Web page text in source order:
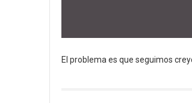
El problema es que seguimos